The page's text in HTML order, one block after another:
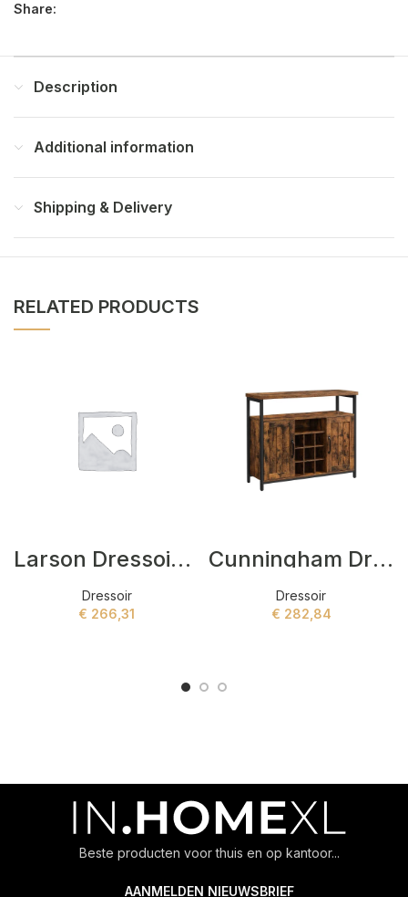
Share:
Description
Additional information
Shipping & Delivery
RELATED PRODUCTS
Larson Dressoir Zwart,Grijs
Dressoir
€ 266,31
Cunningham Dressoir Bruin,Zwart
Dressoir
€ 282,84
Beste producten voor thuis en op kantoor...
AANMELDEN NIEUWSBRIEF